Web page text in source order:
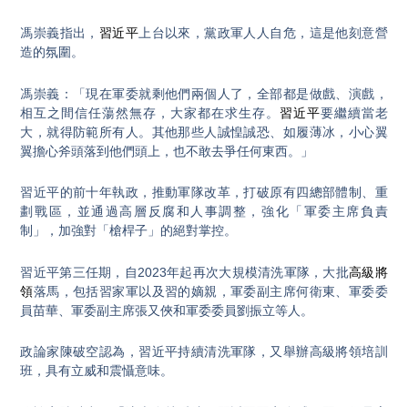
馮崇義指出， 習近平 上台以來，黨政軍人人自危，這是他刻意營
造的氛圍。
馮崇義：「現在軍委就剩他們兩個人了，全部都是做戲、演戲，
相互之間信任蕩然無存，大家都在求生存。 習近平要繼續當老
大，就得防範所有人。其他那些人誠惶誠恐、如履薄冰，小心翼
翼擔心斧頭落到他們頭上，也不敢去爭任何東西。」
習近平的前十年執政，推動軍隊改革，打破原有四總部體制、重
劃戰區，並通過高層反腐和人事調整，強化「軍委主席負責
制」，加強對「槍桿子」的絕對掌控。
習近平第三任期，自2023年起再次大規模清洗軍隊，大批高級將
領落馬，包括習家軍以及習的嫡親，軍委副主席何衛東、軍委委
員苗華、軍委副主席張又俠和軍委委員劉振立等人。
政論家陳破空認為，習近平持續清洗軍隊，又舉辦高級將領培訓
班，具有立威和震懾意味。